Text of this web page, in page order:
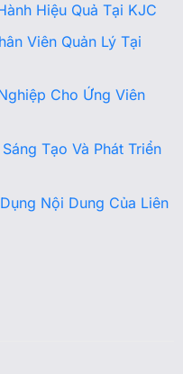
Hiệu Quả Tại KJC
Viên Quản Lý Tại
Cho Ứng Viên
Tạo Và Phát Triển
Nội Dung Của Liên